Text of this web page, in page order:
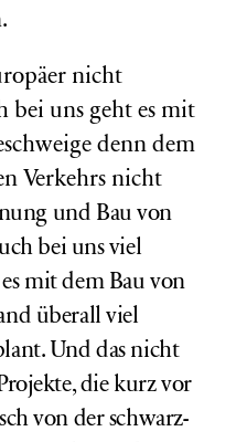
nicht
bei uns geht es mit
denn dem
Verkehrs nicht
und Bau von
bei unsviel
mit dem Bau von
überall viel
Und das nicht
die kurz vor
von der schwarz-